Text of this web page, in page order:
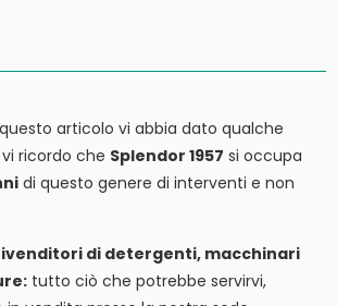
articolo vi abbia dato qualche
ricordo che Splendor 1957 si occupa
di questo genere di interventi e non
di detergenti, macchinari
tutto ciò che potrebbe servirvi,